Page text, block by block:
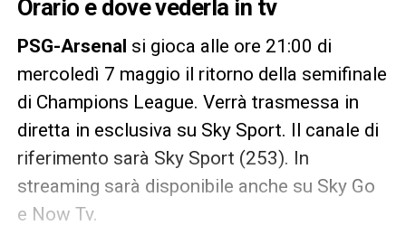
Orario e dove vederla in tv
PSG-Arsenal si gioca alle ore 21:00 di
mercoledì 7 maggio il ritorno della semifinale
di Champions League. Verrà trasmessa in
diretta in esclusiva su Sky Sport. Il canale di
riferimento sarà Sky Sport (253). In
streaming sarà disponibile anche su Sky Go
e Now Tv.